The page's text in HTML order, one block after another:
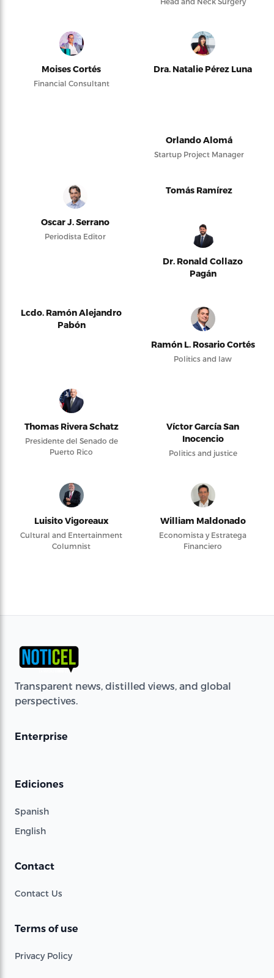
Moises Cortés
Financial Consultant
Dra. Natalie Pérez Luna
Orlando Alomá
Startup Project Manager
Oscar J. Serrano
Periodista Editor
Tomás Ramírez
Dr. Ronald Collazo
Pagán
Lcdo. Ramón Alejandro
Pabón
Ramón L. Rosario Cortés
Politics and law
Thomas Rivera Schatz
Presidente del Senado de
Puerto Rico
Víctor García San
Inocencio
Politics and justice
Luisito Vigoreaux
Cultural and Entertainment
Columnist
William Maldonado
Economista y Estratega
Financiero
Transparent news, distilled views, and global
perspectives.
Enterprise
Ediciones
Spanish
English
Contact
Contact Us
Terms of use
Privacy Policy